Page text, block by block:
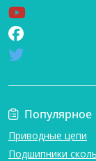
Популярное
Приводные цепи
Подшипники